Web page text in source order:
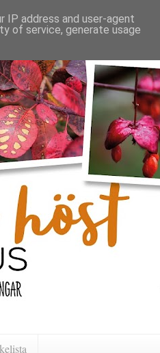
IP address and user-agent
of service, generate usage